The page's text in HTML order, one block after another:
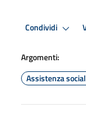
Condividi
Argomenti:
Assistenza